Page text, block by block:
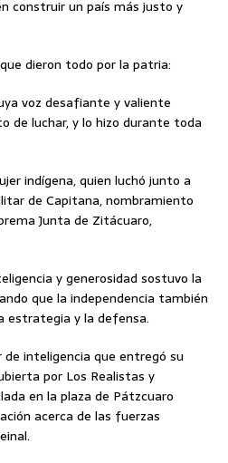
construir un país más justo y
dieron todo por la patria:
voz desafiante y valiente
de luchar, y lo hizo durante toda
indígena, quien luchó junto a
de Capitana, nombramiento
Junta de Zitácuaro,
y generosidad sostuvo la
que la independencia también
estrategia y la defensa.
inteligencia que entregó su
por Los Realistas y
en la plaza de Pátzcuaro
acerca de las fuerzas